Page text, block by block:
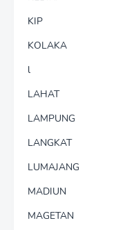
KIP
KOLAKA
l
LAHAT
LAMPUNG
LANGKAT
LUMAJANG
MADIUN
MAGETAN